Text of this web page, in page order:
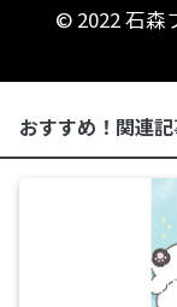
© 2022 石森
おすすめ！関連記